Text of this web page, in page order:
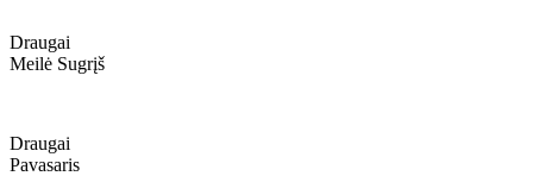
Draugai
Meilė Sugrįš
Draugai
Pavasaris